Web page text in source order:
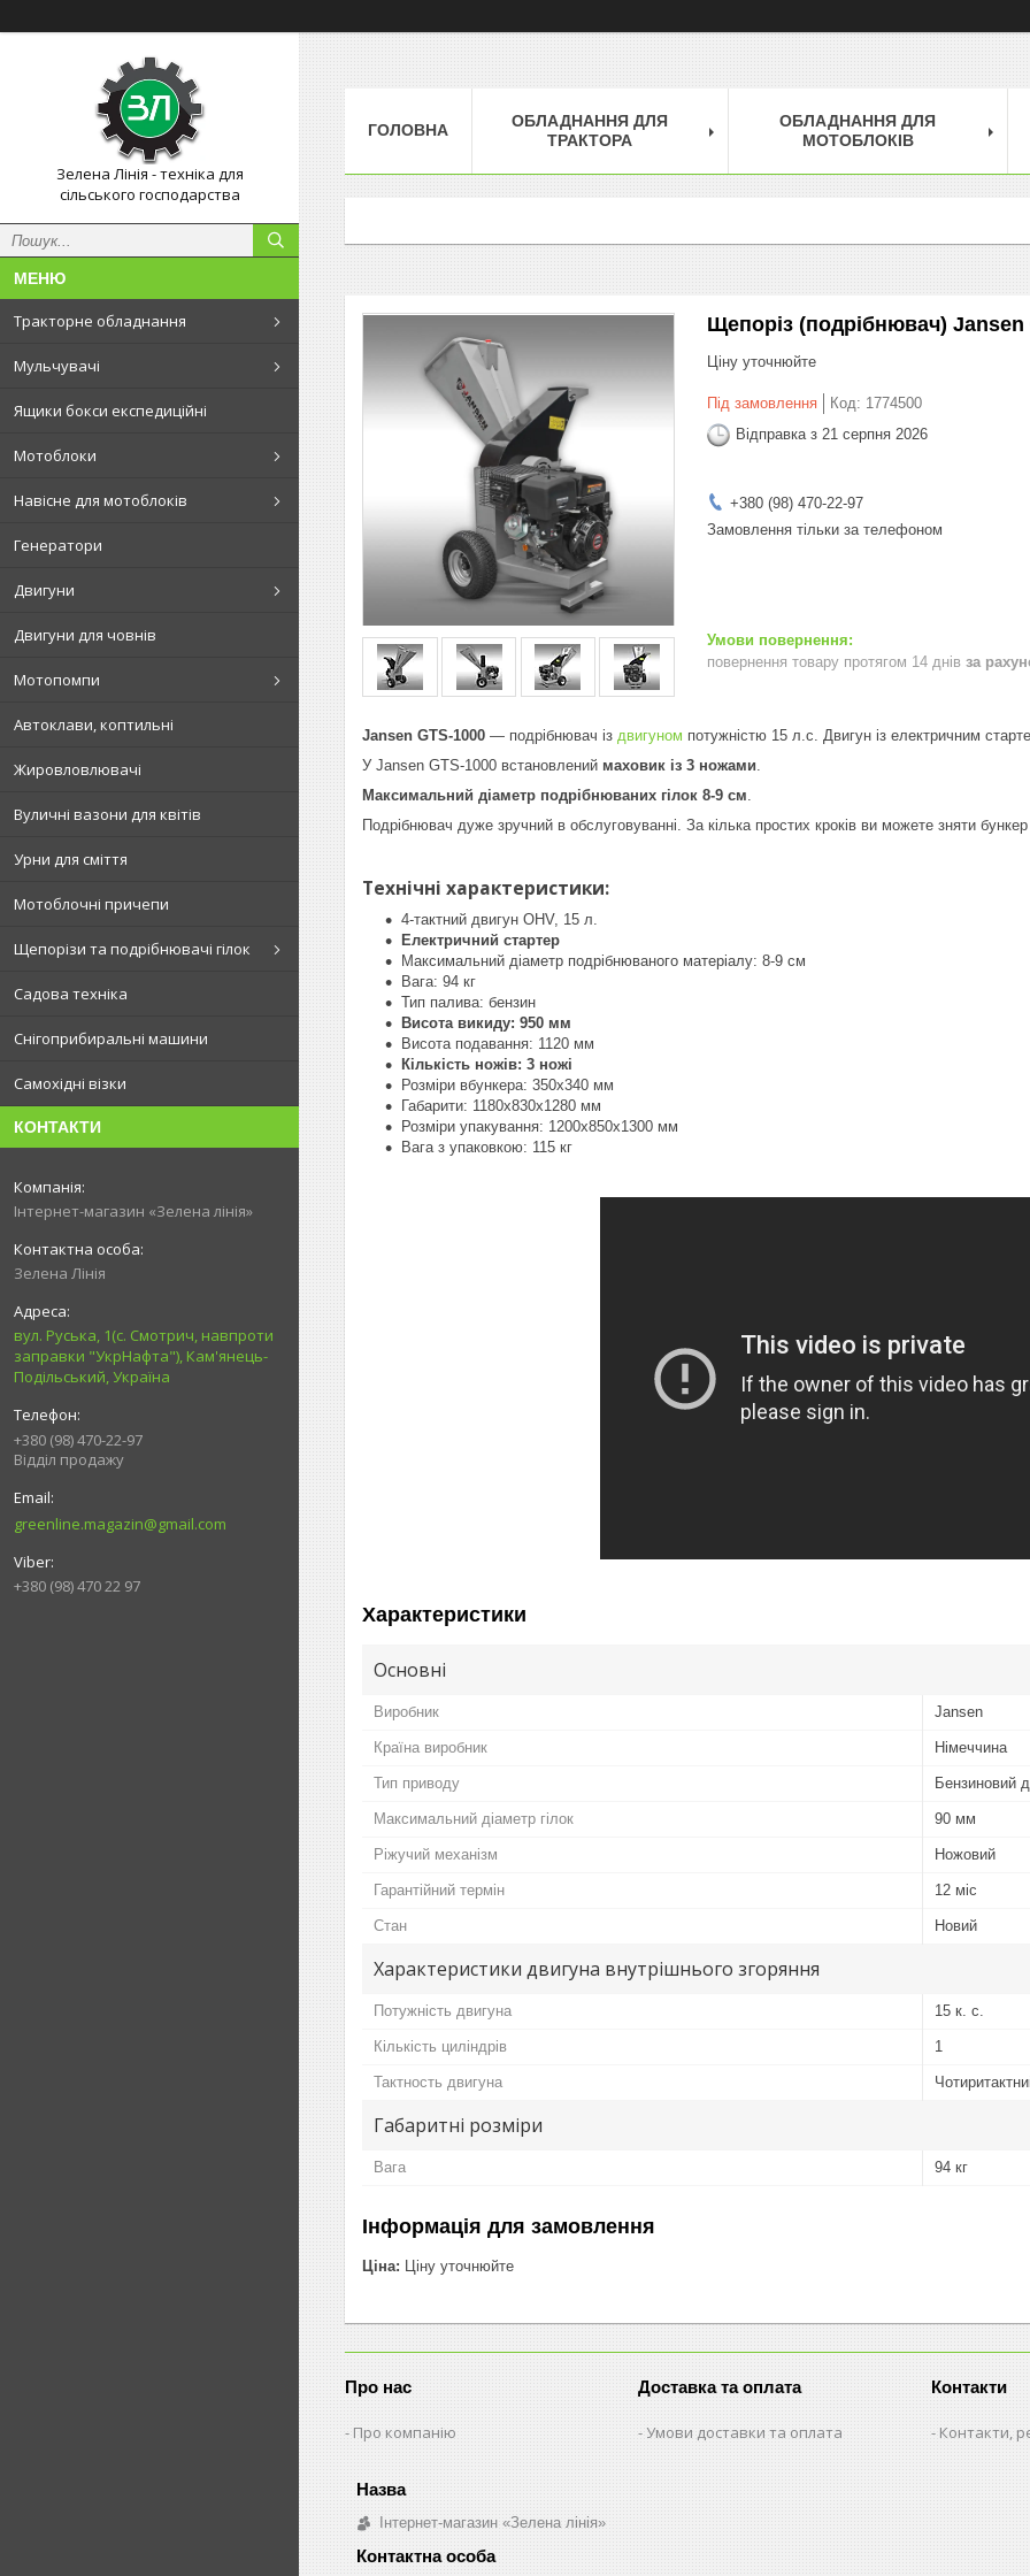
Зелена Лінія - техніка для
сільського господарства
Тракторне обладнання
Мульчувачі
Ящики бокси експедиційні
Мотоблоки
Навісне для мотоблоків
Генератори
Двигуни
Двигуни для човнів
Мотопомпи
Автоклави, коптильні
Жировловлювачі
Вуличні вазони для квітів
Урни для сміття
Мотоблочні причепи
Щепорізи та подрібнювачі гілок
Садова техніка
Снігоприбиральні машини
Самохідні візки
КОНТАКТИ
Інтернет-магазин «Зелена лінія»
Зелена Лінія
вул. Руська, 1(с. Смотрич, навпроти
заправки "УкрНафта"), Кам'янець-
Подільський, Україна
+380 (98) 470-22-97
Відділ продажу
greenline.magazin@gmail.com
+380 (98) 470 22 97
ГОЛОВНА
ОБЛАДНАННЯ ДЛЯ
ТРАКТОРА
ОБЛАДНАННЯ ДЛЯ
МОТОБЛОКІВ
Щепоріз (подрібнювач)
Ціну уточнюйте
Під замовлення Код: 1774500
Відправка з 21 серпня 2026
+380 (98) 470-22-97
Замовлення тільки за телефоном
повернення товару протягом 14 днів за
Jansen GTS-1000 — подрібнювач із двигуном потужністю 15 л.с. Двигун із електричним
У Jansen GTS-1000 встановлений маховик із 3 ножами
Максимальний діаметр подрібнюваних гілок 8-9 см
Подрібнювач дуже зручний в обслуговуванні. За кілька простих кроків ви можете зняти
Технічні характеристики:
4-тактний двигун OHV, 15 л.
Електричний стартер
Максимальний діаметр подрібнюваного матеріалу: 8-9 см
Вага: 94 кг
Тип палива: бензин
Висота викиду: 950 мм
Висота подавання: 1120 мм
Кількість ножів: 3 ножі
Розміри вбункера: 350x340 мм
Габарити: 1180x830x1280 мм
Розміри упакування: 1200x850x1300 мм
Вага з упаковкою: 115 кг
Характеристики
Основні
Виробник Jansen
Країна виробник Німеччина
Тип приводу Бензиновий
Максимальний діаметр гілок 90 мм
Ріжучий механізм Ножовий
Гарантійний термін 12 міс
Стан Новий
Характеристики двигуна внутрішнього згоряння
Потужність двигуна 15 к. с.
Кількість циліндрів 1
Тактность двигуна
Габаритні розміри
Вага 94 кг
Інформація для замовлення
Ціна: Ціну уточнюйте
Про нас
Про компанію
Доставка та оплата
Умови доставки та оплата
Контакти
Контакти,
Інтернет-магазин «Зелена лінія»